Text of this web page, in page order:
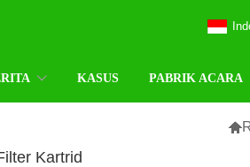
KASUS PABRIK ACARA

Kartrid